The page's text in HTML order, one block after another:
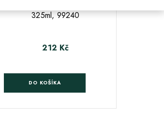
325ml, 99240
Cena
212 Kč
DO KOŠÍKA